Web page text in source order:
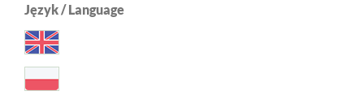
Język / Language